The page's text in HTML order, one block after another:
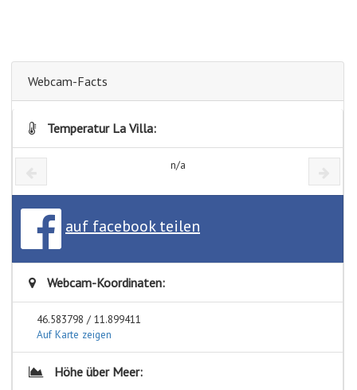
Webcam-Facts
Temperatur La Villa:
n/a
auf facebook teilen
Webcam-Koordinaten:
46.583798 / 11.899411
Auf Karte zeigen
Höhe über Meer: